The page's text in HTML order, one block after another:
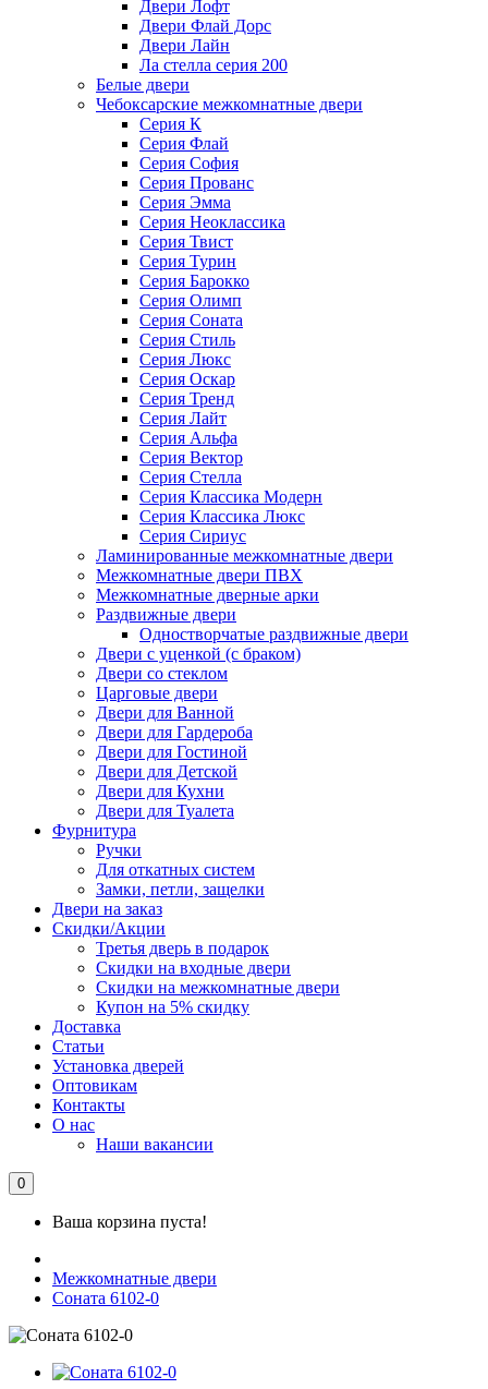
Двери Лофт
Двери Флай Дорс
Двери Лайн
Ла стелла серия 200
Белые двери
Чебоксарские межкомнатные двери
Серия К
Серия Флай
Серия София
Серия Прованс
Серия Эмма
Серия Неоклассика
Серия Твист
Серия Турин
Серия Барокко
Серия Олимп
Серия Соната
Серия Стиль
Серия Люкс
Серия Оскар
Серия Тренд
Серия Лайт
Серия Альфа
Серия Вектор
Серия Стелла
Серия Классика Модерн
Серия Классика Люкс
Серия Сириус
Ламинированные межкомнатные двери
Межкомнатные двери ПВХ
Межкомнатные дверные арки
Раздвижные двери
Одностворчатые раздвижные двери
Двери с уценкой (с браком)
Двери со стеклом
Царговые двери
Двери для Ванной
Двери для Гардероба
Двери для Гостиной
Двери для Детской
Двери для Кухни
Двери для Туалета
Фурнитура
Ручки
Для откатных систем
Замки, петли, защелки
Двери на заказ
Скидки/Акции
Третья дверь в подарок
Скидки на входные двери
Скидки на межкомнатные двери
Купон на 5% скидку
Доставка
Статьи
Установка дверей
Оптовикам
Контакты
О нас
Наши вакансии
0
Ваша корзина пуста!
Межкомнатные двери
Соната 6102-0